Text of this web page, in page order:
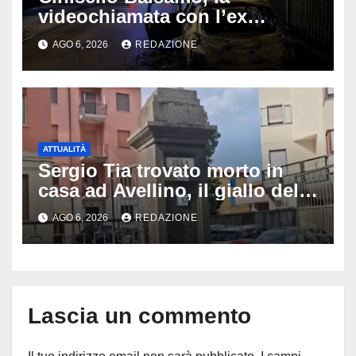
videochiamata con l’ex
fidanzata e il dramma: 35enne
lotta tra la vita e la morte
AGO 6, 2026 REDAZIONE
ATTUALITÀ
Sergio Tia trovato morto in
casa ad Avellino, il giallo della
porta socchiusa: disposta
l’autopsia
AGO 6, 2026 REDAZIONE
Lascia un commento